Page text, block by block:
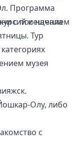
Программа
и начала
Тур
с посещением
музея
Олу, либо
с